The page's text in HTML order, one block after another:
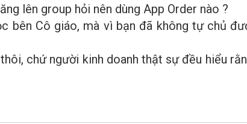
lên group hỏi nên dùng App Order nào ?
bên Cô giáo, mà vì bạn đã không tự chủ
chứ người kinh doanh thật sự đều hiểu